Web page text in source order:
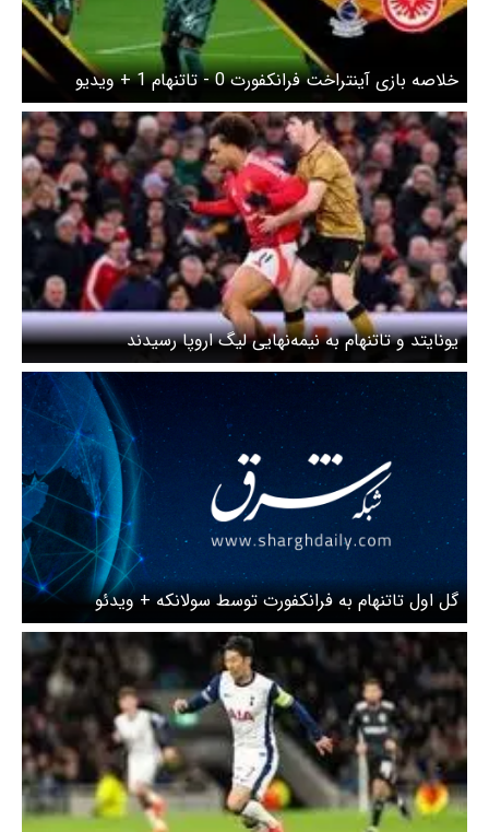
خلاصه بازی آینتراخت فرانکفورت 0 - تاتنهام 1 + ویدیو
یونایتد و تاتنهام به نیمه‌نهایی لیگ اروپا رسیدند
گل اول تاتنهام به فرانکفورت توسط سولانکه + ویدئو